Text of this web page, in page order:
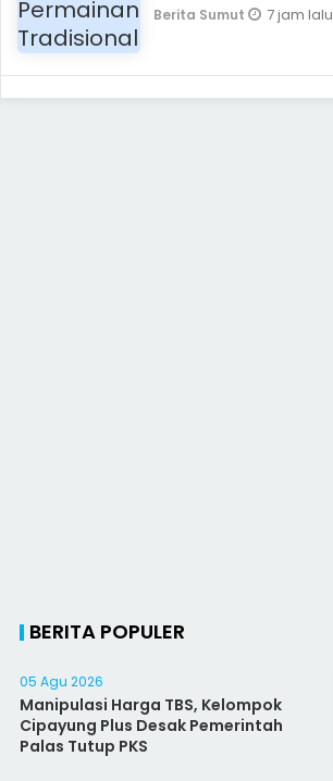
Berita Sumut 7 jam lalu
BERITA POPULER
05 Agu 2026
Manipulasi Harga TBS, Kelompok
Cipayung Plus Desak Pemerintah
Palas Tutup PKS